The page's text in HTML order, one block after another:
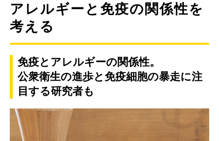
アレルギーと免疫の関係性を
考える
免疫とアレルギーの関係性。
公衆衛生の進歩と免疫細胞の暴走に注
目する研究者も